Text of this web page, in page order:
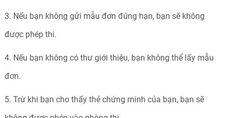
3. Nếu bạn không gửi mẫu đơn đúng hạn, bạn sẽ không
được phép thi.
4. Nếu bạn không có thư giới thiệu, bạn không thể lấy mẫu
đơn.
5. Trừ khi bạn cho thấy thẻ chứng minh của bạn, bạn sẽ